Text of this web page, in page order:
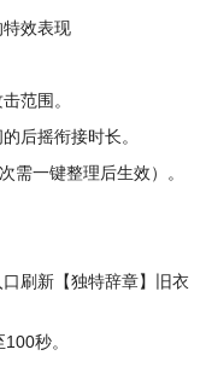
效表现
范围。
后摇衔接时长。
需一键整理后生效）。
刷新【独特辞章】旧衣
秒。